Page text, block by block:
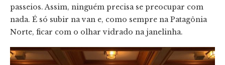
passeios. Assim, ninguém precisa se preocupar com
nada. É só subir na van e, como sempre na Patagônia
Norte, ficar com o olhar vidrado na janelinha.